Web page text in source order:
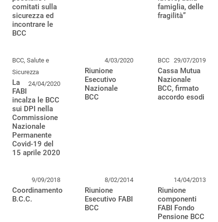
comitati sulla
sicurezza ed
incontrare le
BCC
famiglia, delle
fragilità”
BCC, Salute e
Sicurezza
24/04/2020
La
FABI
incalza le BCC
sui DPI nella
Commissione
Nazionale
Permanente
Covid-19 del
15 aprile 2020
4/03/2020
Riunione
Esecutivo
Nazionale
BCC
BCC 29/07/2019
Cassa Mutua
Nazionale
BCC, firmato
accordo esodi
9/09/2018
Coordinamento
B.C.C.
8/02/2014
Riunione
Esecutivo FABI
BCC
14/04/2013
Riunione
componenti
FABI Fondo
Pensione BCC